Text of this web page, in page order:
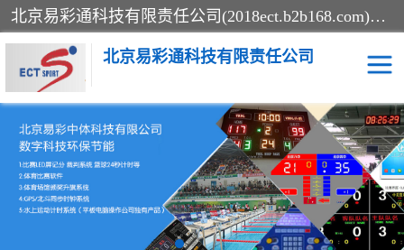
北京易彩通科技有限责任公司(2018ect.b2b168.com)主要提供陕西计时记分系统，全国统一热线：15611947915.北京易彩通科技有限责任公司有一支长期从事智能控制系统研发的高素质的队伍，具有嵌入式系统，视频系统、通信系统、网络系统，体育计时系统的知识和技能。强力打造体育比赛计时计分系统、智能升降旗系统、标准时钟系统、赛事编排及信息发布系统，为用户提供较新的，较廉价的，应用解决方案。
北京易彩通科技有限责任公司
记分系统 游泳计时系统
智能颁奖旗系统 GPS同步时钟系统
计时计分及成绩处理系统 计时记分系统